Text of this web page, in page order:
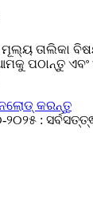
ତାଲିକା
ପଠାନ୍ତୁ ଏବଂ
କରନ୍ତୁ
: